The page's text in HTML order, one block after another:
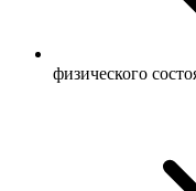
физического